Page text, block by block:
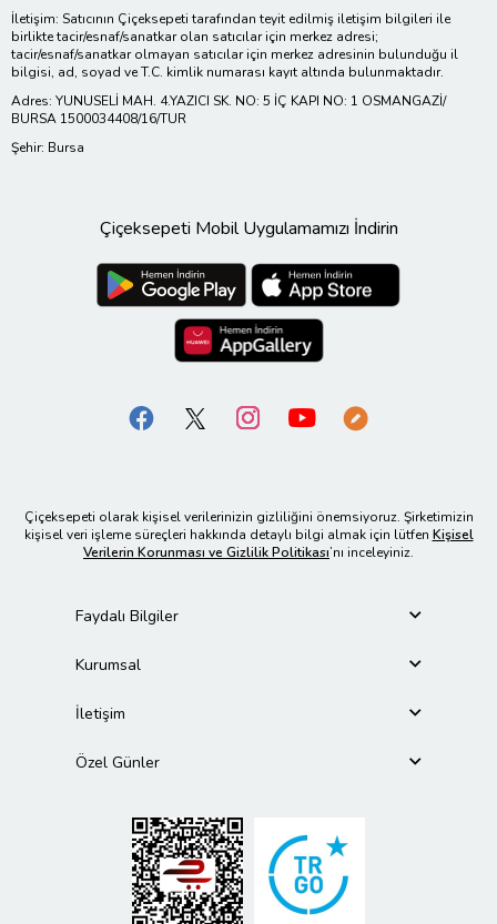
İletişim: Satıcının Çiçeksepeti tarafından teyit edilmiş iletişim bilgileri ile
birlikte tacir/esnaf/sanatkar olan satıcılar için merkez adresi;
tacir/esnaf/sanatkar olmayan satıcılar için merkez adresinin bulunduğu il
bilgisi, ad, soyad ve T.C. kimlik numarası kayıt altında bulunmaktadır.
Adres: YUNUSELİ MAH. 4.YAZICI SK. NO: 5 İÇ KAPI NO: 1 OSMANGAZİ/
BURSA 1500034408/16/TUR
Şehir: Bursa
Çiçeksepeti Mobil Uygulamamızı İndirin
Çiçeksepeti olarak kişisel verilerinizin gizliliğini önemsiyoruz. Şirketimizin
kişisel veri işleme süreçleri hakkında detaylı bilgi almak için lütfen Kişisel
Verilerin Korunması ve Gizlilik Politikası’nı inceleyiniz.
Faydalı Bilgiler
Kurumsal
İletişim
Özel Günler